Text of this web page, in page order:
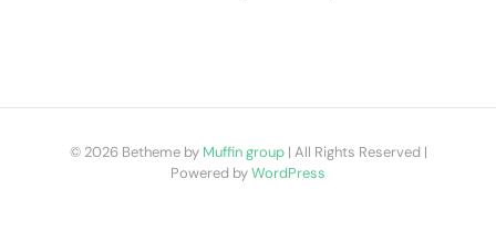
© 2026 Betheme by Muffin group| All Rights Reserved |
Powered byWordPress